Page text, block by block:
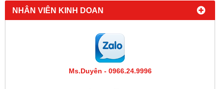
NHÂN VIÊN KINH DOAN
Ms.Duyên - 0966.24.9996